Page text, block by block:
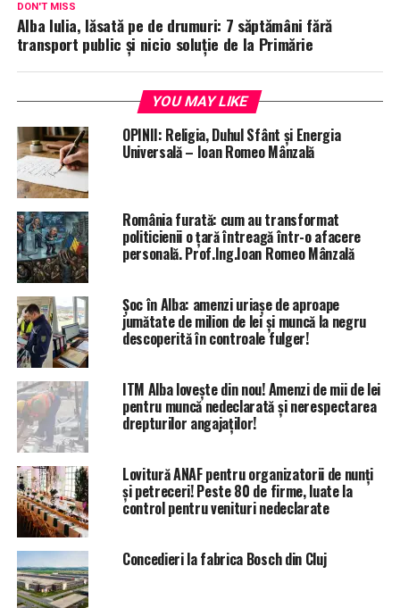
DON'T MISS
Alba Iulia, lăsată pe de drumuri: 7 săptămâni fără
transport public și nicio soluție de la Primărie
YOU MAY LIKE
OPINII: Religia, Duhul Sfânt și Energia
Universală – Ioan Romeo Mânzală
România furată: cum au transformat
politicienii o țară întreagă într-o afacere
personală. Prof.Ing.Ioan Romeo Mânzală
Șoc în Alba: amenzi uriașe de aproape
jumătate de milion de lei și muncă la negru
descoperită în controale fulger!
ITM Alba lovește din nou! Amenzi de mii de lei
pentru muncă nedeclarată și nerespectarea
drepturilor angajaților!
Lovitură ANAF pentru organizatorii de nunți
și petreceri! Peste 80 de firme, luate la
control pentru venituri nedeclarate
Concedieri la fabrica Bosch din Cluj